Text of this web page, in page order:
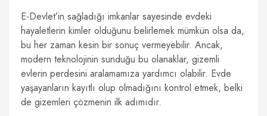
E-Devlet’in sağladığı imkanlar sayesinde evdeki
hayaletlerin kimler olduğunu belirlemek mümkün olsa da,
bu her zaman kesin bir sonuç vermeyebilir. Ancak,
modern teknolojinin sunduğu bu olanaklar, gizemli
evlerin perdesini aralamamıza yardımcı olabilir. Evde
yaşayanların kayıtlı olup olmadığını kontrol etmek, belki
de gizemleri çözmenin ilk adımıdır.